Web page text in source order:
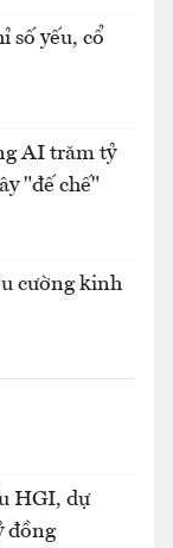
số yếu, cổ
AI trăm tỷ
"đế chế"
cường kinh
HGI, dự
đồng